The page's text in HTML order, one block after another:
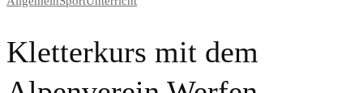
Kletterkurs mit dem